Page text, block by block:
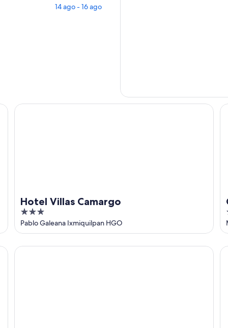
14 ago - 16 ago
Hotel Villas Camargo
3
out
of
5
Pablo Galeana Ixmiquilpan HGO
Hotel Villas Camargo
Lujosa Casa Tipo Villa Cerca de Grutas Tolantongo